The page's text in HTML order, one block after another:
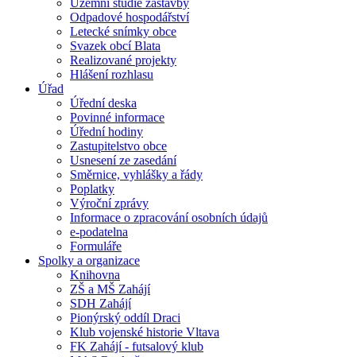
Územní studie zástavby
Odpadové hospodářství
Letecké snímky obce
Svazek obcí Blata
Realizované projekty
Hlášení rozhlasu
Úřad
Úřední deska
Povinné informace
Úřední hodiny
Zastupitelstvo obce
Usnesení ze zasedání
Směrnice, vyhlášky a řády
Poplatky
Výroční zprávy
Informace o zpracování osobních údajů
e-podatelna
Formuláře
Spolky a organizace
Knihovna
ZŠ a MŠ Zahájí
SDH Zahájí
Pionýrský oddíl Draci
Klub vojenské historie Vltava
FK Zahájí - futsalový klub